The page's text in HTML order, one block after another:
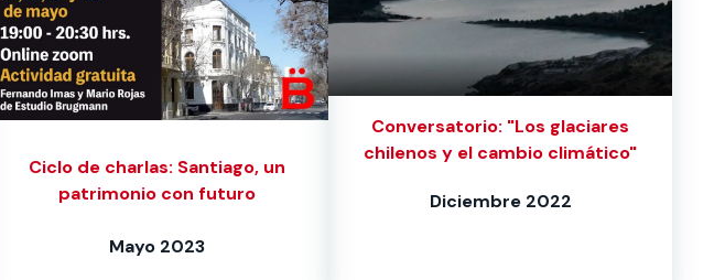
Ciclo de charlas: Santiago, un
patrimonio con futuro
Mayo 2023
Conversatorio: "Los glaciares
chilenos y el cambio climático"
Diciembre 2022